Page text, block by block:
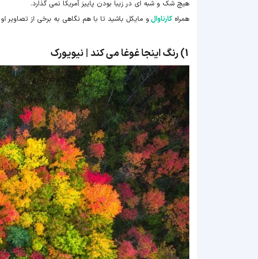
هیچ شک و شبه ای در زیبا بودن پاییز آمریکا نمی گذارد.
همراهکارناوال و مایکل باشید تا با هم نگاهی به برخی از تصاویر او
رنگ اینجا غوغا می کند | نیویورک